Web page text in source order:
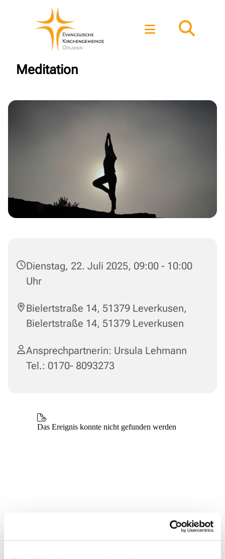
Meditation
Dienstag, 22. Juli 2025, 09:00 - 10:00
Uhr
Bielertstraße 14, 51379 Leverkusen,
Bielertstraße 14, 51379 Leverkusen
Ansprechpartnerin: Ursula Lehmann
Tel.: 0170- 8093273